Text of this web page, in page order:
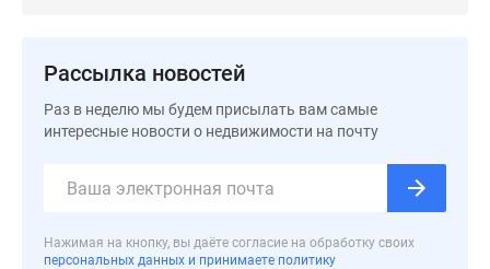
премиум-
класса
Новостройки
бизнес-
Рассрочка
ипотека
Рассылка новостей
Раз в неделю мы будем присылать вам самые
интересные новости о недвижимости на почту
Нажимая на кнопку, вы даёте согласие на обработку своих
персональных данных и принимаете политику